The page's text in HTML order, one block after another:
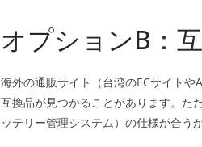
オプションB：
海外の通販サイト（台湾のECサイトや
互換品が見つかることがあります。た
ッテリー管理システム）の仕様が合う